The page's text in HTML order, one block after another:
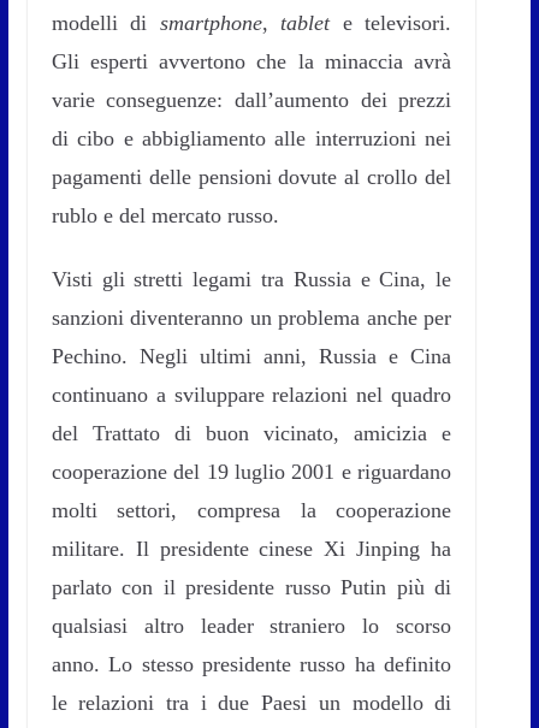
modelli di smartphone, tablete televisori.
Gli esperti avvertono che la minaccia avrà
varie conseguenze: dall’aumento dei prezzi
di cibo e abbigliamento alle interruzioni nei
pagamenti delle pensioni dovute al crollo del
rublo e del mercato russo.
Visti gli stretti legami tra Russia e Cina, le
sanzioni diventeranno un problema anche per
Pechino. Negli ultimi anni, Russia e Cina
continuano a sviluppare relazioni nel quadro
del Trattato di buon vicinato, amicizia e
cooperazione del 19 luglio 2001 e riguardano
molti settori, compresa la cooperazione
militare. Il presidente cinese Xi Jinping ha
parlato con il presidente russo Putin più di
qualsiasi altro leader straniero lo scorso
anno. Lo stesso presidente russo ha definito
le relazioni tra i due Paesi un modello di